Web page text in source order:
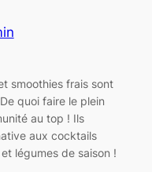
smoothies frais sont
quoi faire le plein
au top ! Ils
aux cocktails
légumes de saison !